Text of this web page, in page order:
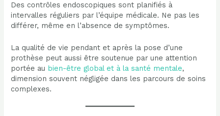
Des contrôles endoscopiques sont planifiés à
intervalles réguliers par l’équipe médicale. Ne pas les
différer, même en l’absence de symptômes.
La qualité de vie pendant et après la pose d’une
prothèse peut aussi être soutenue par une attention
portée au bien-être global et à la santé mentale,
dimension souvent négligée dans les parcours de soins
complexes.